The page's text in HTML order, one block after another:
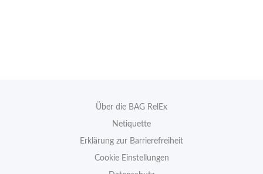
Über die BAG RelEx
Netiquette
Erklärung zur Barrierefreiheit
Cookie Einstellungen